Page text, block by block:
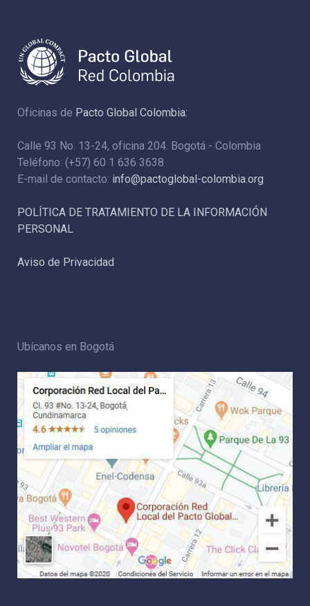
Oficinas de Pacto Global Colombia:
Calle 93 No. 13-24, oficina 204. Bogotá - Colombia
Teléfono: (+57) 60 1 636 3638
E-mail de contacto: info@pactoglobal-colombia.org
POLÍTICA DE TRATAMIENTO DE LA INFORMACIÓN
PERSONAL
Aviso de Privacidad
Ubícanos en Bogotá